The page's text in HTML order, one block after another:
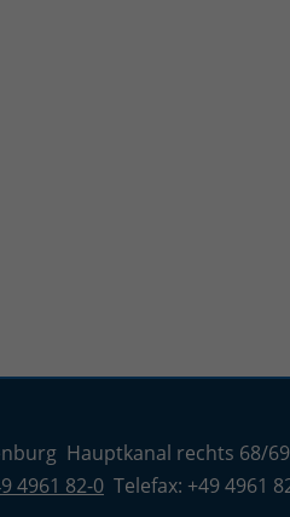
Hauptkanal rechts 68/
4961 82-0Telefax: +49 4961